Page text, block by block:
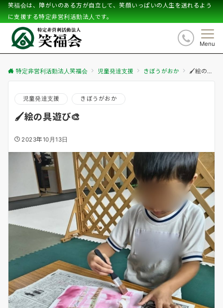
笑福会は、障がいのある方が自立して、笑顔いっぱいの人生を送れるよう
に支援する特定非営利活動法人です。
Menu
特定非営利活動法人笑福会 児童発達支援 きぼうがおか 🖌️絵の具遊び🎨
児童発達支援 きぼうがおか
🖌️絵の具遊び🎨
2023年10月13日